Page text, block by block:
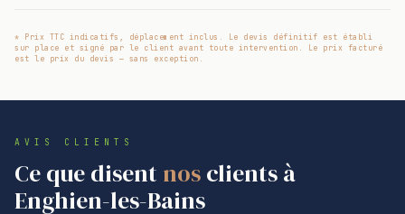
* Prix TTC indicatifs, déplacement inclus. Le devis définitif est établi
sur place et signé par le client avant toute intervention. Le prix facturé
est le prix du devis — sans exception.
AVIS CLIENTS
Ce que disent nosclients à
Enghien-les-Bains